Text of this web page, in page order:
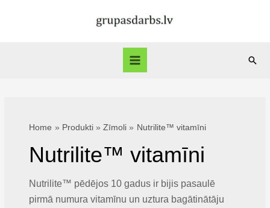
Main
Home Produkti Zīmoli Nutrilite™ vitamīni
Nutrilite™ vitamīni
Nutrilite™ pēdējos 10 gadus ir bijis pasaulē
pirmā numura vitamīnu un uztura bagātinātāju